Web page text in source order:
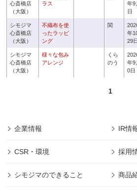
心斎橋店
（大阪）
ラス
年9
日
シモジマ
心斎橋店
（大阪）
不織布を使
ったラッピ
ング
関
年
29日
シモジマ
心斎橋店
（大阪）
様々な包み
アレンジ
くら
のう
年9
0日
1
企業情報 IR情
CSR・環境 採用
シモジマのできること 商品